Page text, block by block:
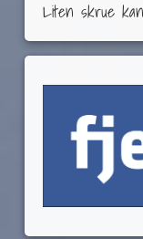
Liten skrue